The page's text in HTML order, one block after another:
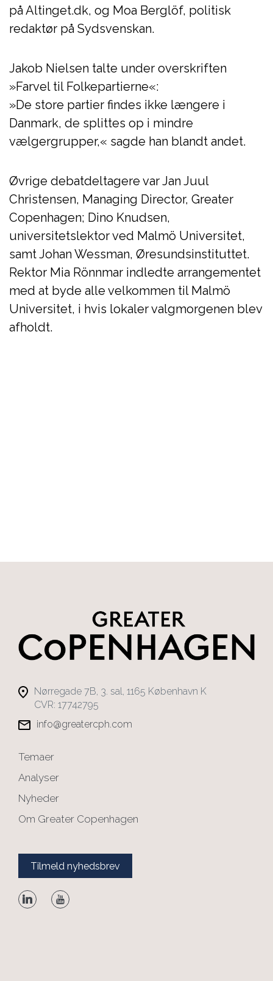
på Altinget.dk, og Moa Berglöf, politisk
redaktør på Sydsvenskan.
Jakob Nielsen talte under overskriften
»Farvel til Folkepartierne«:
»De store partier findes ikke længere i
Danmark, de splittes op i mindre
vælgergrupper,« sagde han blandt andet.
Øvrige debatdeltagere var Jan Juul
Christensen, Managing Director, Greater
Copenhagen; Dino Knudsen,
universitetslektor ved Malmö Universitet,
samt Johan Wessman, Øresundsinstituttet.
Rektor Mia Rönnmar indledte arrangementet
med at byde alle velkommen til Malmö
Universitet, i hvis lokaler valgmorgenen blev
afholdt.
Nørregade 7B, 3. sal, 1165 København K
CVR: 17742795
info@greatercph.com
Temaer
Analyser
Nyheder
Om Greater Copenhagen
Tilmeld nyhedsbrev